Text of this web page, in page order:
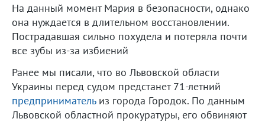
На данный момент Мария в безопасности, однако
она нуждается в длительном восстановлении.
Пострадавшая сильно похудела и потеряла почти
все зубы из-за избиений
Ранее мы писали, что во Львовской области
Украины перед судом предстанет 71-летний
предпринимательиз города Городок. По данным
Львовской областной прокуратуры, его обвиняют